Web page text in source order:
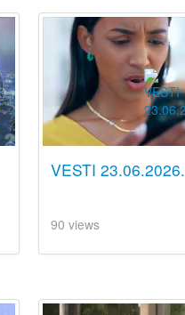
VESTI 23.06.2026.
90 views